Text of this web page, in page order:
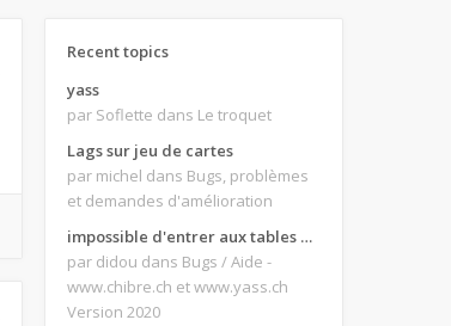
Recent topics
yass
par Soflette dans Le troquet
Lags sur jeu de cartes
par michel dans Bugs, problèmes
et demandes d'amélioration
impossible d'entrer aux tables de jeux
par didou dans Bugs / Aide -
www.chibre.ch et www.yass.ch
Version 2020